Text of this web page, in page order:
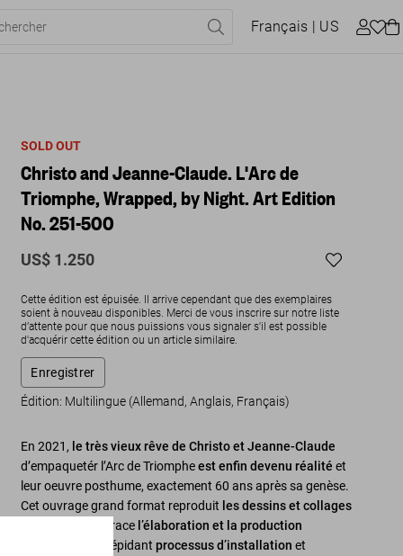
Français | US
SOLD OUT
Christo and Jeanne-Claude. L'Arc de
Triomphe, Wrapped, by Night. Art Edition
No. 251-500
US$ 1.250
Cette édition est épuisée. Il arrive cependant que des exemplaires
soient à nouveau disponibles. Merci de vous inscrire sur notre liste
d’attente pour que nous puissions vous signaler s'il est possible
d'acquérir cette édition ou un article similaire.
Enregistrer
Édition: Multilingue (Allemand, Anglais, Français)
En 2021, le très vieux rêve de Christo et Jeanne-Claude
d’empaquetér l’Arc de Triompheest enfin devenu réalité et
leur oeuvre posthume, exactement 60 ans après sa genèse.
Cet ouvrage grand format reproduit les dessins et collages
et retrace l’élaboration et la production
, le trépidantprocessus d’installation et